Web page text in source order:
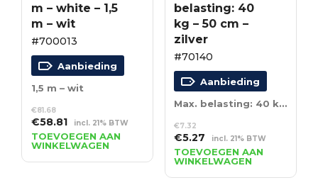
m – white – 1,5
m – wit
#700013
Aanbieding
1,5 m – wit
€81.68
Oorspronkelijke
prijs
was:
€81.68.
€58.81Huidige
prijs
is:
€58.81.
incl. 21% BTW
TOEVOEGEN AAN
WINKELWAGEN
belasting: 40
kg – 50 cm –
zilver
#70140
Aanbieding
Max. belasting: 40 kg – 50 cm – zilver
€7.32
Oorspronkelijke
prijs
was:
€7.32.
€5.27 Huidige
prijs
is:
€5.27.
incl. 21% BTW
TOEVOEGEN AAN
WINKELWAGEN